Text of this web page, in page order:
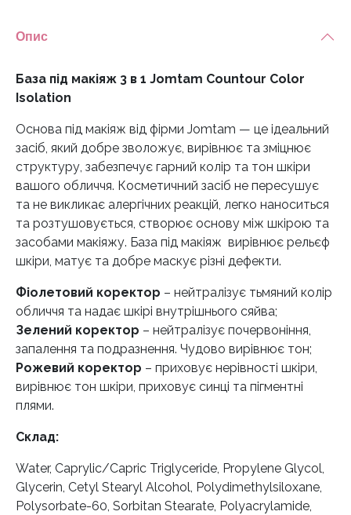
кількість
Опис
База під макіяж 3 в 1 Jomtam Countour Color
Isolation
Основа під макіяж від фірми Jomtam — це ідеальний
засіб, який добре зволожує, вирівнює та зміцнює
структуру, забезпечує гарний колір та тон шкіри
вашого обличчя. Косметичний засіб не пересушує
та не викликає алергічних реакцій, легко наноситься
та розтушовується, створює основу між шкірою та
засобами макіяжу. База під макіяж вирівнює рельєф
шкіри, матує та добре маскує різні дефекти.
Фіолетовий коректор – нейтралізує тьмяний колір
обличчя та надає шкірі внутрішнього сяйва;
Зелений коректор – нейтралізує почервоніння,
запалення та подразнення. Чудово вирівнює тон;
Рожевий коректор – приховує нерівності шкіри,
вирівнює тон шкіри, приховує синці та пігментні
плями.
Склад:
Water, Caprylic/Capric Triglyceride, Propylene Glycol,
Glycerin, Cetyl Stearyl Alcohol, Polydimethylsiloxane,
Polysorbate-60, Sorbitan Stearate, Polyacrylamide,